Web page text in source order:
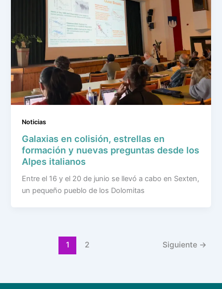
Noticias
Galaxias en colisión, estrellas en
formación y nuevas preguntas desde los
Alpes italianos
Entre el 16 y el 20 de junio se llevó a cabo en Sexten,
un pequeño pueblo de los Dolomitas
1 2 Siguiente →